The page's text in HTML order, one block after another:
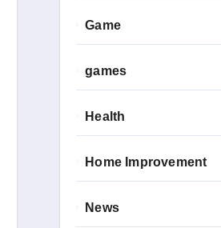
Game
games
Health
Home Improvement
News